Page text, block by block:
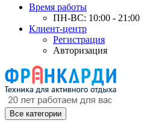
Время работы
ПН-ВС: 10:00 - 21:00
Клиент-центр
Регистрация
Авторизация
Все категории